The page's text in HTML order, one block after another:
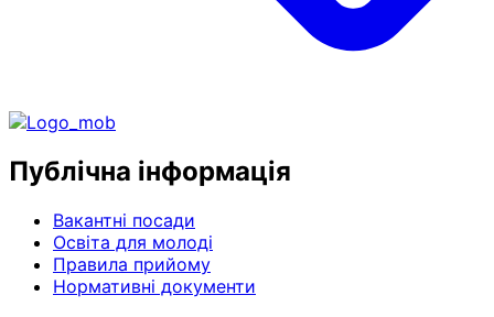
Публічна інформація
Вакантні посади
Освіта для молоді
Правила прийому
Нормативні документи